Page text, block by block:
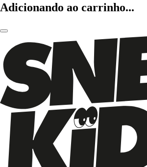
Adicionando ao carrinho...